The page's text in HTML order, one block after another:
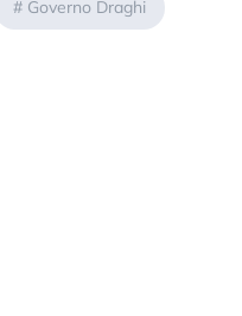
# Governo Draghi